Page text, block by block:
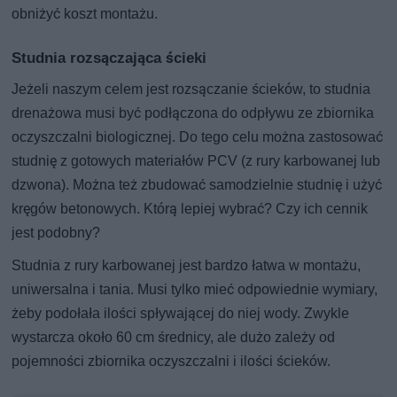
obniżyć koszt montażu.
Studnia rozsączająca ścieki
Jeżeli naszym celem jest rozsączanie ścieków, to studnia
drenażowa musi być podłączona do odpływu ze zbiornika
oczyszczalni biologicznej. Do tego celu można zastosować
studnię z gotowych materiałów PCV (z rury karbowanej lub
dzwona). Można też zbudować samodzielnie studnię i użyć
kręgów betonowych. Którą lepiej wybrać? Czy ich cennik
jest podobny?
Studnia z rury karbowanej jest bardzo łatwa w montażu,
uniwersalna i tania. Musi tylko mieć odpowiednie wymiary,
żeby podołała ilości spływającej do niej wody. Zwykle
wystarcza około 60 cm średnicy, ale dużo zależy od
pojemności zbiornika oczyszczalni i ilości ścieków.